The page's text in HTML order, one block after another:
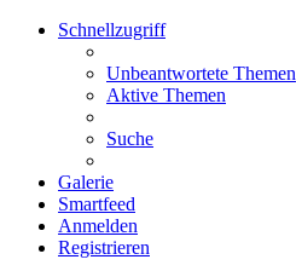
Schnellzugriff
Unbeantwortete Themen
Aktive Themen
Suche
Galerie
Smartfeed
Anmelden
Registrieren